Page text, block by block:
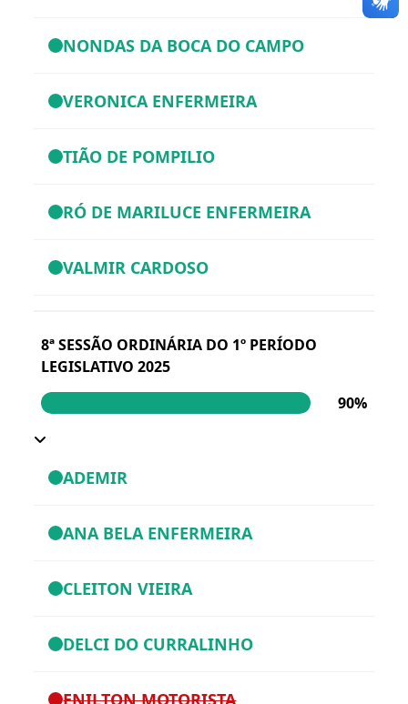
NONDAS DA BOCA DO CAMPO
VERONICA ENFERMEIRA
TIÃO DE POMPILIO
RÓ DE MARILUCE ENFERMEIRA
VALMIR CARDOSO
8ª SESSÃO ORDINÁRIA DO 1º PERÍODO
LEGISLATIVO 2025
90%
ADEMIR
ANA BELA ENFERMEIRA
CLEITON VIEIRA
DELCI DO CURRALINHO
ENILTON MOTORISTA